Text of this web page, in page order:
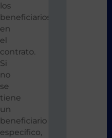
los
beneficiarios
en
el
contrato.
Si
no
se
tiene
un
beneficiario
específico,